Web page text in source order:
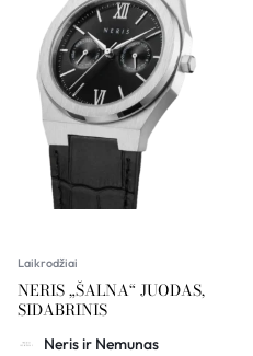
Laikrodžiai
NERIS „ŠALNA“ JUODAS,
SIDABRINIS
Neris ir Nemunas